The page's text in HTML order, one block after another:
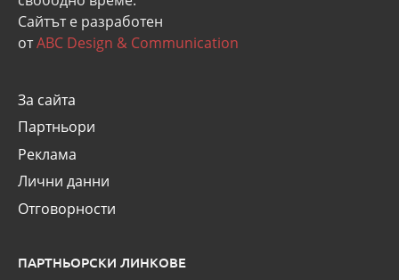
Сайтът е разработен
отABC Design & Communication
За сайта
Партньори
Реклама
Лични данни
Отговорности
ПАРТНЬОРСКИ ЛИНКОВЕ